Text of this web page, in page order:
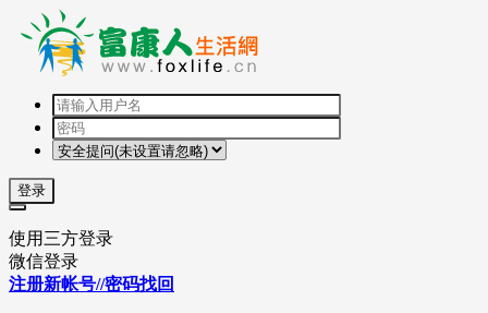
登录
使用三方登录
微信登录
注册新帐号//密码找回